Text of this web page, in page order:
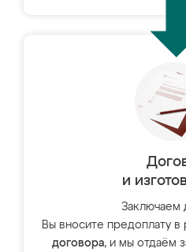
и
Заключаем
Вы вносите предоплату в
договора, и мы отдаём